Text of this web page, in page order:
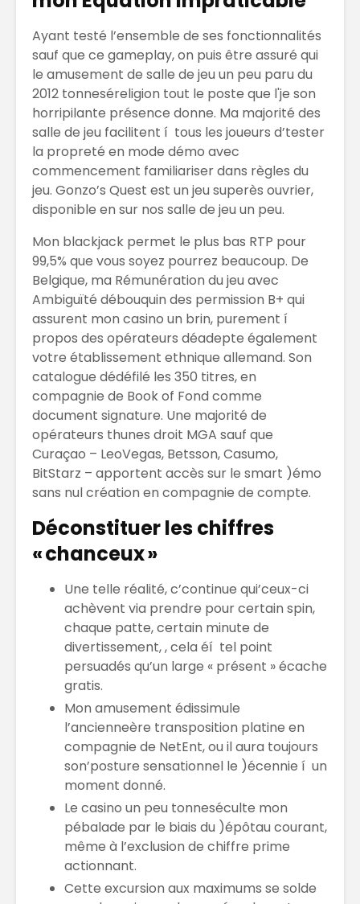
Ayant testé l’ensemble de ses fonctionnalités
sauf que ce gameplay, on puis être assuré qui
le amusement de salle de jeu un peu paru du
2012 tonneséreligion tout le poste que l'je son
horripilante présence donne. Ma majorité des
salle de jeu facilitent í tous les joueurs d’tester
la propreté en mode démo avec
commencement familiariser dans règles du
jeu. Gonzo’s Quest est un jeu superès ouvrier,
disponible en sur nos salle de jeu un peu.
Mon blackjack permet le plus bas RTP pour
99,5% que vous soyez pourrez beaucoup. De
Belgique, ma Rémunération du jeu avec
Ambiguïté débouquin des permission B+ qui
assurent mon casino un brin, purement í
propos des opérateurs déadepte également
votre établissement ethnique allemand. Son
catalogue dédéfilé les 350 titres, en
compagnie de Book of Fond comme
document signature. Une majorité de
opérateurs thunes droit MGA sauf que
Curaçao – LeoVegas, Betsson, Casumo,
BitStarz – apportent accès sur le smart )émo
sans nul création en compagnie de compte.
Déconstituer les chiffres
« chanceux »
Une telle réalité, c’continue qui’ceux-ci
achèvent via prendre pour certain spin,
chaque patte, certain minute de
divertissement, , cela éí tel point
persuadés qu’un large « présent » écache
gratis.
Mon amusement édissimule
l’ancienneère transposition platine en
compagnie de NetEnt, ou il aura toujours
son’posture sensationnel le )écennie í un
moment donné.
Le casino un peu tonneséculte mon
pébalade par le biais du )épôtau courant,
même à l’exclusion de chiffre prime
actionnant.
Cette excursion aux maximums se solde